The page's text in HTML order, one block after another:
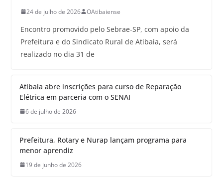
24 de julho de 2026 OAtibaiense
Encontro promovido pelo Sebrae-SP, com apoio da
Prefeitura e do Sindicato Rural de Atibaia, será
realizado no dia 31 de
Atibaia abre inscrições para curso de Reparação
Elétrica em parceria com o SENAI
6 de julho de 2026
Prefeitura, Rotary e Nurap lançam programa para
menor aprendiz
19 de junho de 2026